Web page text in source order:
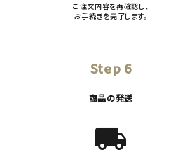
ご注文内容を再確認し、
お手続きを完了します。
Step 6
商品の発送
local_shipping